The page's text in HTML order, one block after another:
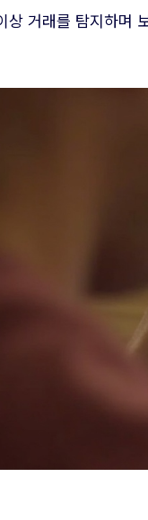
거래를 탐지하며